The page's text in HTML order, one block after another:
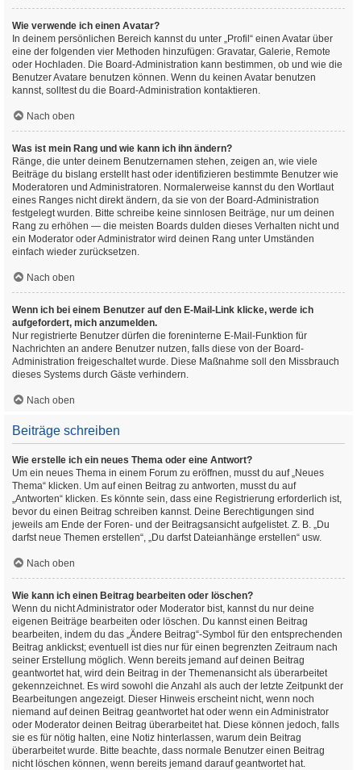
Wie verwende ich einen Avatar?
In deinem persönlichen Bereich kannst du unter „Profil“ einen Avatar über
eine der folgenden vier Methoden hinzufügen: Gravatar, Galerie, Remote
oder Hochladen. Die Board-Administration kann bestimmen, ob und wie die
Benutzer Avatare benutzen können. Wenn du keinen Avatar benutzen
kannst, solltest du die Board-Administration kontaktieren.
Nach oben
Was ist mein Rang und wie kann ich ihn ändern?
Ränge, die unter deinem Benutzernamen stehen, zeigen an, wie viele
Beiträge du bislang erstellt hast oder identifizieren bestimmte Benutzer wie
Moderatoren und Administratoren. Normalerweise kannst du den Wortlaut
eines Ranges nicht direkt ändern, da sie von der Board-Administration
festgelegt wurden. Bitte schreibe keine sinnlosen Beiträge, nur um deinen
Rang zu erhöhen — die meisten Boards dulden dieses Verhalten nicht und
ein Moderator oder Administrator wird deinen Rang unter Umständen
einfach wieder zurücksetzen.
Nach oben
Wenn ich bei einem Benutzer auf den E-Mail-Link klicke, werde ich
aufgefordert, mich anzumelden.
Nur registrierte Benutzer dürfen die foreninterne E-Mail-Funktion für
Nachrichten an andere Benutzer nutzen, falls diese von der Board-
Administration freigeschaltet wurde. Diese Maßnahme soll den Missbrauch
dieses Systems durch Gäste verhindern.
Nach oben
Beiträge schreiben
Wie erstelle ich ein neues Thema oder eine Antwort?
Um ein neues Thema in einem Forum zu eröffnen, musst du auf „Neues
Thema“ klicken. Um auf einen Beitrag zu antworten, musst du auf
„Antworten“ klicken. Es könnte sein, dass eine Registrierung erforderlich ist,
bevor du einen Beitrag schreiben kannst. Deine Berechtigungen sind
jeweils am Ende der Foren- und der Beitragsansicht aufgelistet. Z. B. „Du
darfst neue Themen erstellen“, „Du darfst Dateianhänge erstellen“ usw.
Nach oben
Wie kann ich einen Beitrag bearbeiten oder löschen?
Wenn du nicht Administrator oder Moderator bist, kannst du nur deine
eigenen Beiträge bearbeiten oder löschen. Du kannst einen Beitrag
bearbeiten, indem du das „Ändere Beitrag“-Symbol für den entsprechenden
Beitrag anklickst; eventuell ist dies nur für einen begrenzten Zeitraum nach
seiner Erstellung möglich. Wenn bereits jemand auf deinen Beitrag
geantwortet hat, wird dein Beitrag in der Themenansicht als überarbeitet
gekennzeichnet. Es wird sowohl die Anzahl als auch der letzte Zeitpunkt der
Bearbeitungen angezeigt. Dieser Hinweis erscheint nicht, wenn noch
niemand auf deinen Beitrag geantwortet hat oder wenn ein Administrator
oder Moderator deinen Beitrag überarbeitet hat. Diese können jedoch, falls
sie es für nötig halten, eine Notiz hinterlassen, warum dein Beitrag
überarbeitet wurde. Bitte beachte, dass normale Benutzer einen Beitrag
nicht löschen können, wenn bereits jemand darauf geantwortet hat.